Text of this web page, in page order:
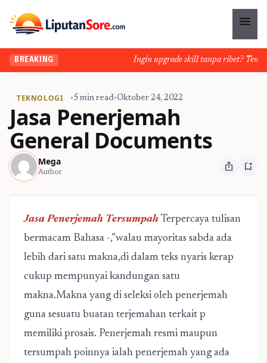
menu
BREAKING Ingin upgrade skill tanpa ribet?
TEKNOLOGI •5 min read•Oktober 24, 2022
Jasa Penerjemah
General Documents
Mega
Author ios_share bookmark_add
Jasa Penerjemah Tersumpah Terpercaya tulisan
bermacam Bahasa -,”walau mayoritas sabda ada
lebih dari satu makna,di dalam teks nyaris kerap
cukup mempunyai kandungan satu
makna.Makna yang di seleksi oleh penerjemah
guna sesuatu buatan terjemahan terkait p
memiliki prosais. Penerjemah resmi maupun
tersumpah poinnya ialah penerjemah yang ada